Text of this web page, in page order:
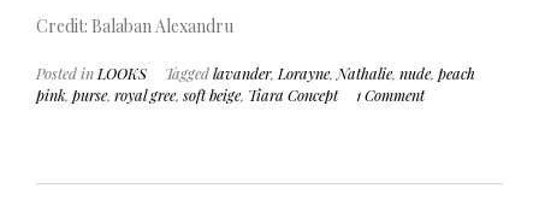
Credit: Balaban Alexandru
Posted in LOOKS Taggedlavander, Lorayne, Nathalie, nude, peach
pink, purse, royal gree,soft beige, Tiara Concept 1 Comment